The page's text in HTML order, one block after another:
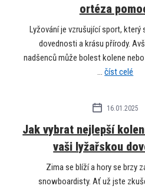
ortéza
Lyžování je vzrušující sport, který
dovednosti a krásu přírody.
nadšenců může bolest kolene
...číst celé
16.01.2025
Jak vybrat nejlepší
vaši lyžařskou
Zima se blíží a hory se brzy
snowboardisty. Ať už jste